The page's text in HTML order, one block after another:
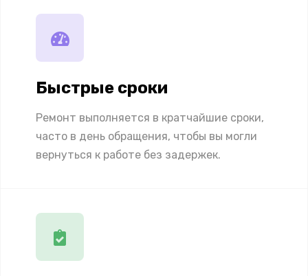
Быстрые сроки
Ремонт выполняется в кратчайшие сроки,
часто в день обращения, чтобы вы могли
вернуться к работе без задержек.